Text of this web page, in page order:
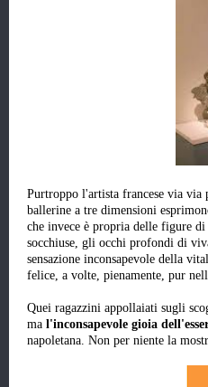
Purtroppo l'artista francese via via
ballerine a tre dimensioni
che invece è propria delle figure
socchiuse, gli occhi profondi di
sensazione inconsapevole della
felice, a volte, pienamente, pur
Quei ragazzini appollaiati sugli
ma l'inconsapevole gioia
napoletana. Non per niente la